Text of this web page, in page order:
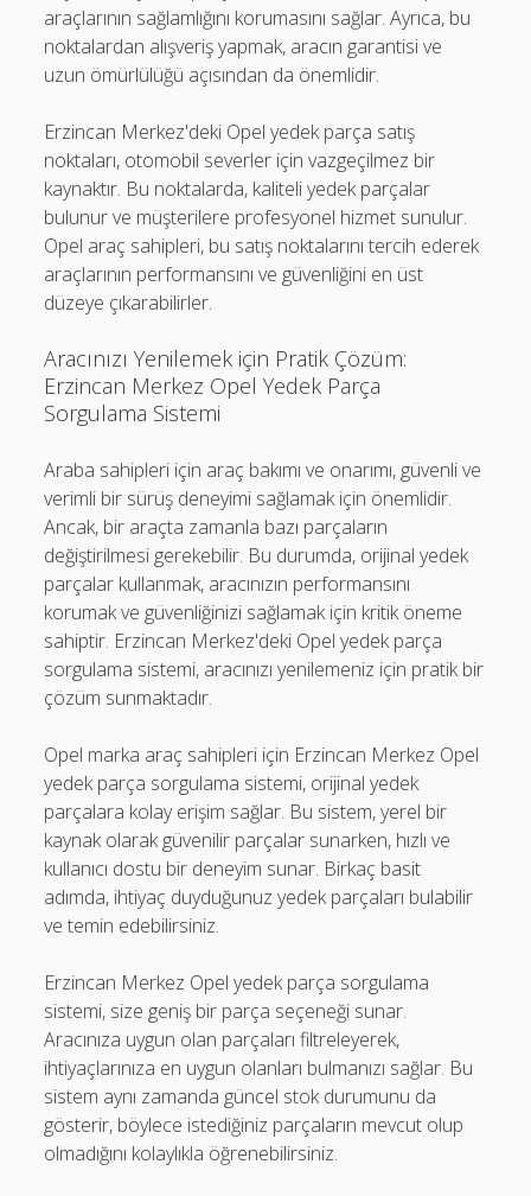
araçlarının sağlamlığını korumasını sağlar. Ayrıca, bu
noktalardan alışveriş yapmak, aracın garantisi ve
uzun ömürlülüğü açısından da önemlidir.
Erzincan Merkez'deki Opel yedek parça satış
noktaları, otomobil severler için vazgeçilmez bir
kaynaktır. Bu noktalarda, kaliteli yedek parçalar
bulunur ve müşterilere profesyonel hizmet sunulur.
Opel araç sahipleri, bu satış noktalarını tercih ederek
araçlarının performansını ve güvenliğini en üst
düzeye çıkarabilirler.
Aracınızı Yenilemek için Pratik Çözüm:
Erzincan Merkez Opel Yedek Parça
Sorgulama Sistemi
Araba sahipleri için araç bakımı ve onarımı, güvenli ve
verimli bir sürüş deneyimi sağlamak için önemlidir.
Ancak, bir araçta zamanla bazı parçaların
değiştirilmesi gerekebilir. Bu durumda, orijinal yedek
parçalar kullanmak, aracınızın performansını
korumak ve güvenliğinizi sağlamak için kritik öneme
sahiptir. Erzincan Merkez'deki Opel yedek parça
sorgulama sistemi, aracınızı yenilemeniz için pratik bir
çözüm sunmaktadır.
Opel marka araç sahipleri için Erzincan Merkez Opel
yedek parça sorgulama sistemi, orijinal yedek
parçalara kolay erişim sağlar. Bu sistem, yerel bir
kaynak olarak güvenilir parçalar sunarken, hızlı ve
kullanıcı dostu bir deneyim sunar. Birkaç basit
adımda, ihtiyaç duyduğunuz yedek parçaları bulabilir
ve temin edebilirsiniz.
Erzincan Merkez Opel yedek parça sorgulama
sistemi, size geniş bir parça seçeneği sunar.
Aracınıza uygun olan parçaları filtreleyerek,
ihtiyaçlarınıza en uygun olanları bulmanızı sağlar. Bu
sistem aynı zamanda güncel stok durumunu da
gösterir, böylece istediğiniz parçaların mevcut olup
olmadığını kolaylıkla öğrenebilirsiniz.